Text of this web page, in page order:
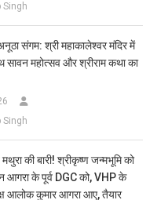
Singh
संगम: श्री महाकालेश्वर मंदिर में
सावन महोत्सव और श्रीराम कथा का
Singh
की बारी! श्रीकृष्ण जन्मभूमि को
आगरा के पूर्व DGC को, VHP के
आलोक कुमार आगरा आए, तैयार